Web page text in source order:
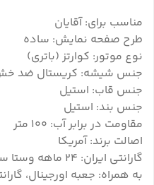
مناسب برای: آقایان
طرح صفحه نمایش: ساده
نوع موتور: کوارتز (باتری)
جنس شیشه: کریستال ضد
جنس قاب: استیل
جنس بند: استیل
مقاومت در برابر آب: ۱۰۰ متر
اصالت برند: آمریکا
گارانتی ایران: ۲۴ ماهه وستا سرویس
به همراه: جعبه اورجینال،